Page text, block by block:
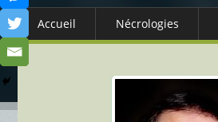
Accueil Nécrologies